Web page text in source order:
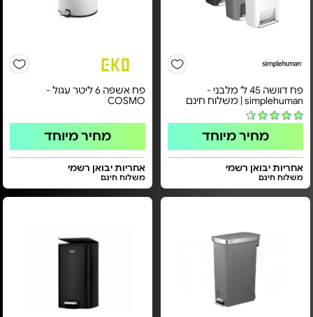
פח דוושה 45 ל' מלבני -
simplehuman | משלוח חינם
מחיר מיוחד
אחריות יבואן רשמי
משלוח חינם
פח אשפה 6 ליטר עגול -
COSMO
מחיר מיוחד
אחריות יבואן רשמי
משלוח חינם